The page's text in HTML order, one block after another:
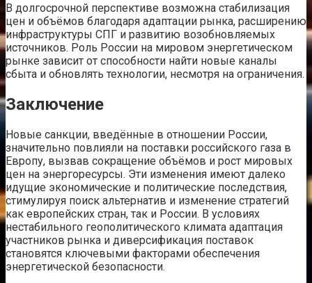
В долгосрочной перспективе возможна стабилизация
цен и объёмов благодаря адаптации рынка, расширению
инфраструктуры СПГ и развитию возобновляемых
источников. Роль России на мировом энергетическом
рынке зависит от способности найти новые каналы
сбыта и обновлять технологии, несмотря на ограничения.
Заключение
Новые санкции, введённые в отношении России,
значительно повлияли на поставки российского газа в
Европу, вызвав сокращение объёмов и рост мировых
цен на энергоресурсы. Эти изменения имеют далеко
идущие экономические и политические последствия,
стимулируя поиск альтернатив и изменение стратегий
как европейских стран, так и России. В условиях
нестабильного геополитического климата адаптация
участников рынка и диверсификация поставок
становятся ключевыми факторами обеспечения
энергетической безопасности.